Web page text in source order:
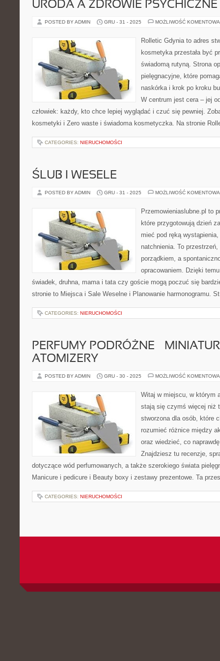
URODA A ZDROWIE PSYCHICZNE
POSTED BY ADMIN GRU - 31 - 2025 MOŻLIWOŚĆ
Rolletic Gdynia to adres
kosmetyka przestała być
świadomą rutyną. Strona
pielęgnacyjne, które
naskórka i krok po kroku
W centrum jest cera – jej
człowiek: każdy, kto chce lepiej wyglądać i czuć się pewniej.
kosmetyki i Zero waste i świadoma kosmetyczka. Na stronie
CATEGORIES: NIERUCHOMOŚCI
ŚLUB I WESELE
POSTED BY ADMIN GRU - 31 - 2025 MOŻLIWOŚĆ
Przemowieniaslubne.pl to
które przygotowują dzień
mieć pod ręką
natchnienia. To
porządkiem, a
opracowaniem. Dzięki
świadek, druhna, mama i tata czy goście mogą poczuć się
stronie to Miejsca i Sale Weselne i Planowanie harmonogramu.
CATEGORIES: NIERUCHOMOŚCI
PERFUMY PODRÓŻNE –
ATOMIZERY
POSTED BY ADMIN GRU - 30 - 2025 MOŻLIWOŚĆ
Witaj w miejscu, w którym
stają się czymś więcej niż
stworzona dla osób, które
rozumieć różnice między
oraz wiedzieć, co
Znajdziesz tu recenzje,
dotyczące wód perfumowanych, a także szerokiego świata
Manicure i pedicure i Beauty boxy i zestawy prezentowe. Ta
CATEGORIES: NIERUCHOMOŚCI